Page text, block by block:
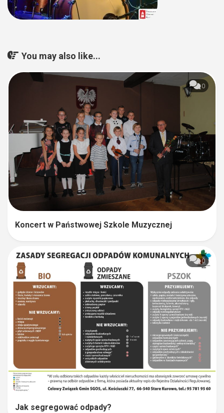
You may also like...
0
Koncert w Państwowej Szkole Muzycznej
0
Jak segregować odpady?